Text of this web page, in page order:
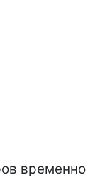
временно